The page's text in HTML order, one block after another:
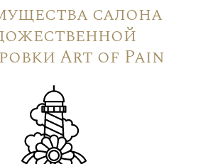
салона
Art of Pain